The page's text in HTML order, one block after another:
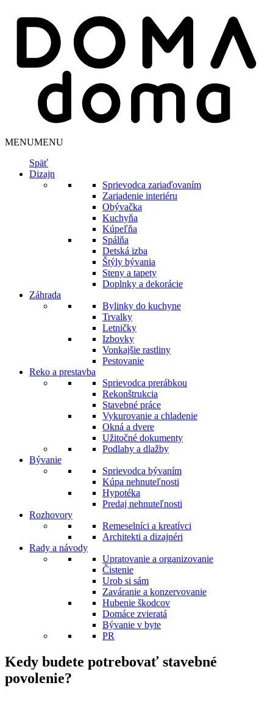
MENUMENU
Späť
Dizajn
Sprievodca zariaďovaním
Zariadenie interiéru
Obývačka
Kuchyňa
Kúpeľňa
Spálňa
Detská izba
Štýly bývania
Steny a tapety
Doplnky a dekorácie
Záhrada
Bylinky do kuchyne
Trvalky
Letničky
Izbovky
Vonkajšie rastliny
Pestovanie
Reko a prestavba
Sprievodca prerábkou
Rekonštrukcia
Stavebné práce
Vykurovanie a chladenie
Okná a dvere
Užitočné dokumenty
Podlahy a dlažby
Bývanie
Sprievodca bývaním
Kúpa nehnuteľnosti
Hypotéka
Predaj nehnuteľnosti
Rozhovory
Remeselníci a kreatívci
Architekti a dizajnéri
Rady a návody
Upratovanie a organizovanie
Čistenie
Urob si sám
Zaváranie a konzervovanie
Hubenie škodcov
Domáce zvieratá
Bývanie v byte
PR
Kedy budete potrebovať stavebné
povolenie?